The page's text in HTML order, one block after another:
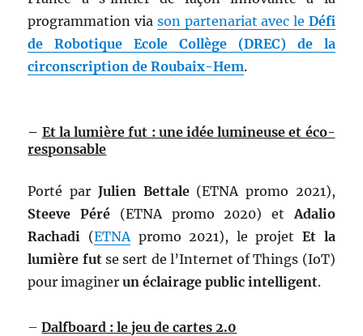
programmation via son partenariat avec le Défi
de Robotique Ecole Collège (DREC) de la
circonscription de Roubaix-Hem.
– Et la lumière fut : une idée lumineuse et éco-
responsable
Porté par Julien Bettale(ETNA promo 2021),
Steeve
Péré (ETNA promo 2020) et Adalio
Rachadi
(ETNA promo 2021), le projet Et la
lumière futse sert de l’Internet of Things (IoT)
pour imaginerun éclairage public intelligent.
–Dalfboard : le jeu de cartes 2.0